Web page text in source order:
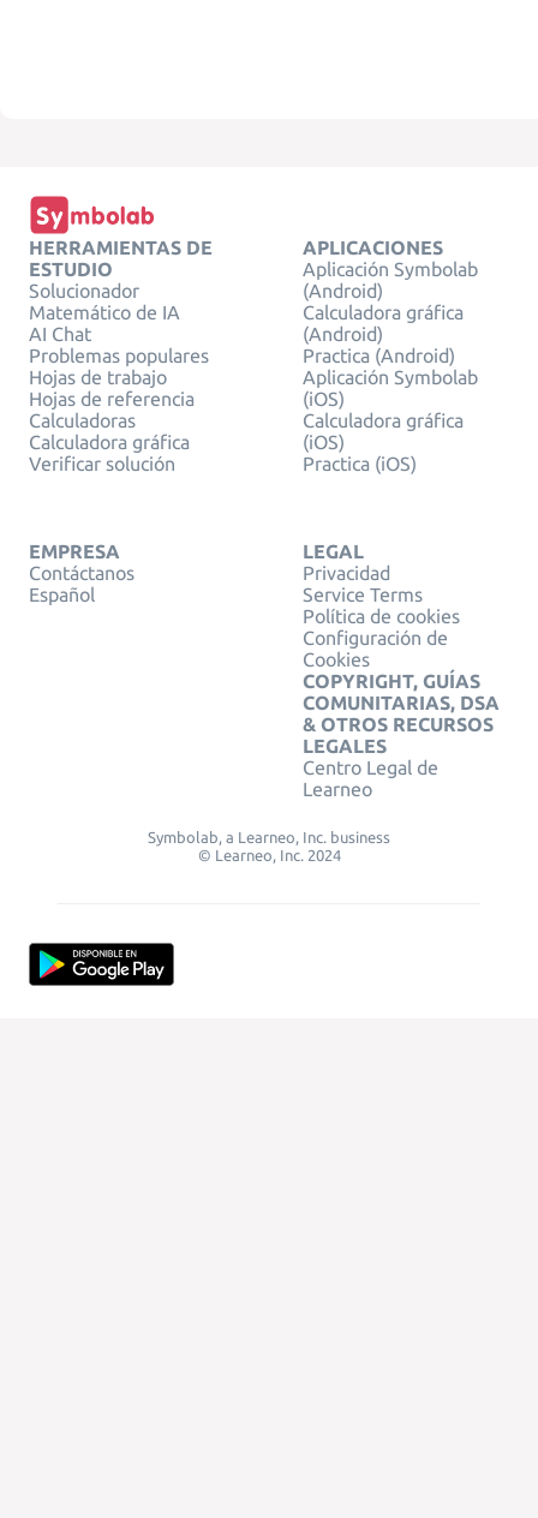
HERRAMIENTAS DE
ESTUDIO
Solucionador
Matemático de IA
AI Chat
Problemas populares
Hojas de trabajo
Hojas de referencia
Calculadoras
Calculadora gráfica
Verificar solución
APLICACIONES
Aplicación Symbolab
(Android)
Calculadora gráfica
(Android)
Practica (Android)
Aplicación Symbolab
(iOS)
Calculadora gráfica
(iOS)
Practica (iOS)
EMPRESA
Contáctanos
Español
LEGAL
Privacidad
Service Terms
Política de cookies
Configuración de
Cookies
COPYRIGHT, GUÍAS
COMUNITARIAS, DSA
& OTROS RECURSOS
LEGALES
Centro Legal de
Learneo
Symbolab, a Learneo, Inc. business
© Learneo, Inc. 2024